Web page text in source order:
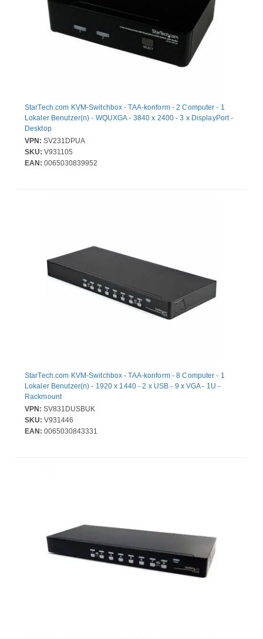
StarTech.com KVM-Switchbox - TAA-konform - 2 Computer - 1
Lokaler Benutzer(n) - WQUXGA - 3840 x 2400 - 3 x DisplayPort -
Desktop
VPN: SV231DPUA
SKU: V931105
EAN: 0065030839952
StarTech.com KVM-Switchbox - TAA-konform - 8 Computer - 1
Lokaler Benutzer(n) - 1920 x 1440 - 2 x USB - 9 x VGA - 1U -
Rackmount
VPN: SV831DUSBUK
SKU: V931446
EAN: 0065030843331